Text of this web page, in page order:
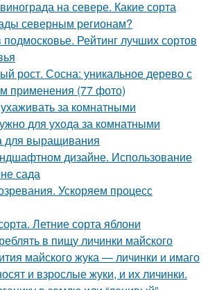
на севере. Какие сорта
северным регионам?
Рейтинг лучших сортов
рост. Сосна: уникальное дерево с
применения (77 фото)
за комнатными
для ухода за комнатными
для выращивания
дизайне. Использование
сада
Ускоряем процесс
Летние сорта яблони
в пищу личинки майского
майского жука — личинки и имаго
и взрослые жуки, и их личинки.